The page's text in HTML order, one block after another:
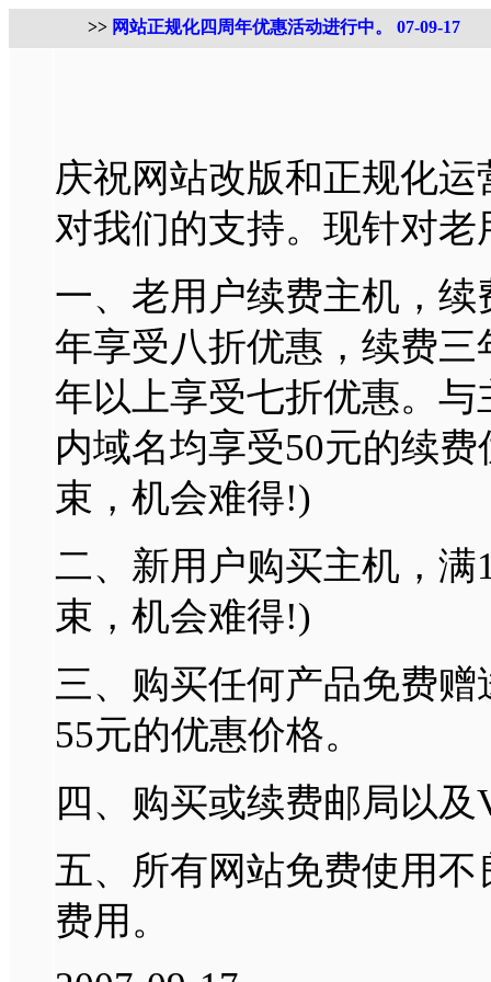
>> 网站正规化四周年优惠活动进行中。 07-09-17
庆祝网站改版和正规化
对我们的支持。现针对
一、老用户续费主机，
年享受八折优惠，续费
年以上享受七折优惠。
内域名均享受50元的续
束，机会难得!)
二、新用户购买主机，满
束，机会难得!)
三、购买任何产品免费
55元的优惠价格。
四、购买或续费邮局以
五、所有网站免费使用
费用。